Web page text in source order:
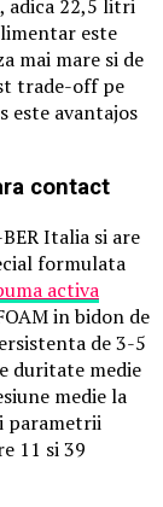
adica 22,5 litri
este
mai mare si de
trade-off pe
este avantajos
contact
Italia si are
formulata
activa
in bidon de
de 3-5
duritate medie
medie la
parametrii
11 si 39